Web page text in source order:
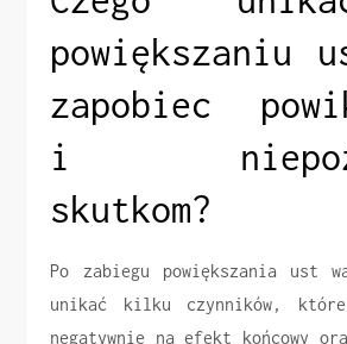
powiększaniu
zapobiec
i
skutkom?
Po zabiegu powiększania ust
unikać kilku czynników, które
negatywnie na efekt końcowy